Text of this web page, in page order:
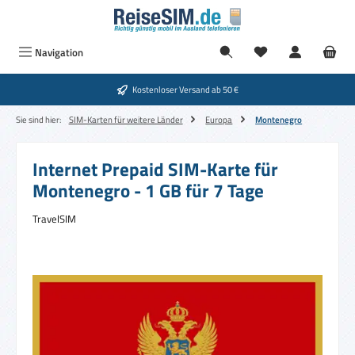
Zum Hauptinhalt springen
Navigation
Kostenloser Versand ab 50 €
Sie sind hier: SIM-Karten für weitere Länder Europa Montenegro
Internet Prepaid SIM-Karte für
Montenegro - 1 GB für 7 Tage
TravelSIM